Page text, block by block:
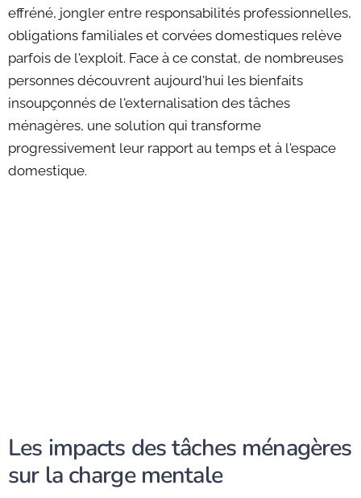
effréné, jongler entre responsabilités professionnelles,
obligations familiales et corvées domestiques relève
parfois de l'exploit. Face à ce constat, de nombreuses
personnes découvrent aujourd'hui les bienfaits
insoupçonnés de l'externalisation des tâches
ménagères, une solution qui transforme
progressivement leur rapport au temps et à l'espace
domestique.
Les impacts des tâches ménagères
sur la charge mentale